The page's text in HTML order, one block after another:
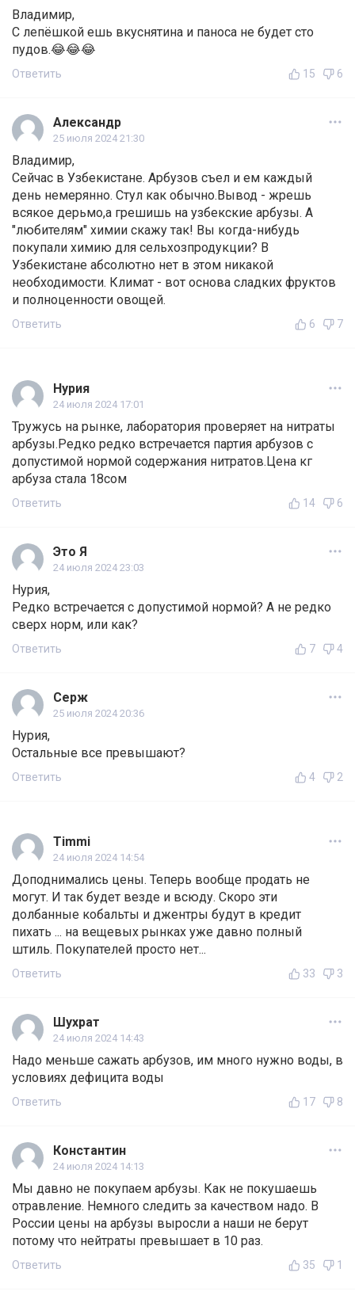
Владимир,
С лепёшкой ешь вкуснятина и паноса не будет сто
пудов.😂😂😂
Ответить 15 6
Александр
25 июля 2024 21:30
Владимир,
Сейчас в Узбекистане. Арбузов съел и ем каждый
день немерянно. Стул как обычно.Вывод - жрешь
всякое дерьмо,а грешишь на узбекские арбузы. А
"любителям" химии скажу так! Вы когда-нибудь
покупали химию для сельхозпродукции? В
Узбекистане абсолютно нет в этом никакой
необходимости. Климат - вот основа сладких фруктов
и полноценности овощей.
Ответить 6 7
Нурия
24 июля 2024 17:01
Тружусь на рынке, лаборатория проверяет на нитраты
арбузы.Редко редко встречается партия арбузов с
допустимой нормой содержания нитратов.Цена кг
арбуза стала 18сом
Ответить 14 6
Это Я
24 июля 2024 23:03
Нурия,
Редко встречается с допустимой нормой? А не редко
сверх норм, или как?
Ответить 7 4
Серж
25 июля 2024 20:36
Нурия,
Остальные все превышают?
Ответить 4 2
Timmi
24 июля 2024 14:54
Доподнимались цены. Теперь вообще продать не
могут. И так будет везде и всюду. Скоро эти
долбанные кобальты и джентры будут в кредит
пихать ... на вещевых рынках уже давно полный
штиль. Покупателей просто нет...
Ответить 33 3
Шухрат
24 июля 2024 14:43
Надо меньше сажать арбузов, им много нужно воды, в
условиях дефицита воды
Ответить 17 8
Константин
24 июля 2024 14:13
Мы давно не покупаем арбузы. Как не покушаешь
отравление. Немного следить за качеством надо. В
России цены на арбузы выросли а наши не берут
потому что нейтраты превышает в 10 раз.
Ответить 35 1